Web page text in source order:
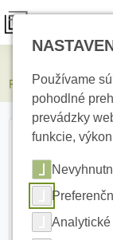
PARADOX VEZFI
Používame
pohodlné
prevádzky
funkcie,